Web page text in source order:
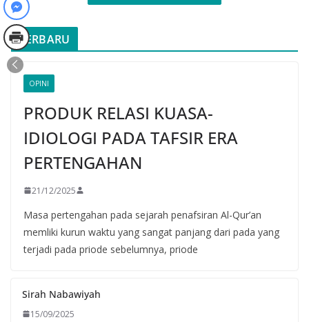
TERBARU
OPINI
PRODUK RELASI KUASA-
IDIOLOGI PADA TAFSIR ERA
PERTENGAHAN
21/12/2025
Masa pertengahan pada sejarah penafsiran Al-Qur’an
memliki kurun waktu yang sangat panjang dari pada yang
terjadi pada priode sebelumnya, priode
Sirah Nabawiyah
15/09/2025